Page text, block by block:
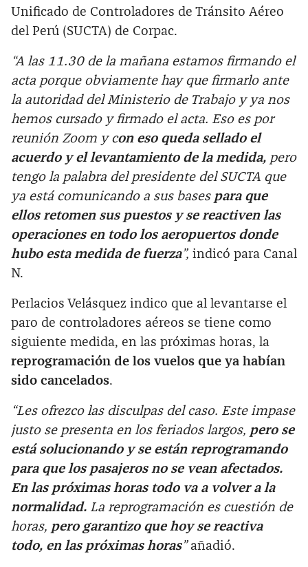
Unificado de Controladores de Tránsito Aéreo
del Perú (SUCTA) de Corpac.
“A las 11.30 de la mañana estamos firmando el
acta porque obviamente hay que firmarlo ante
la autoridad del Ministerio de Trabajo y ya nos
hemos cursado y firmado el acta. Eso es por
reunión Zoom y con eso queda sellado el
acuerdo y el levantamiento de la medida, pero
tengo la palabra del presidente del SUCTA que
ya está comunicando a sus basespara que
ellos retomen sus puestos y se reactiven las
operaciones en todo los aeropuertos donde
hubo esta medida de fuerza”, indicó para Canal
N.
Perlacios Velásquez indico que al levantarse el
paro de controladores aéreos se tiene como
siguiente medida, en las próximas horas, la
reprogramación de los vuelos que ya habían
sido cancelados.
“Les ofrezco las disculpas del caso. Este impase
justo se presenta en los feriados largos, pero se
está solucionando y se están reprogramando
para que los pasajeros no se vean afectados.
En las próximas horas todo va a volver a la
normalidad. La reprogramación es cuestión de
horas, pero garantizo que hoy se reactiva
todo, en las próximas horas”añadió.